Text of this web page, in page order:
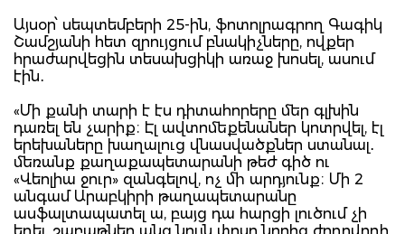
Այսօր՝ սեպտեմբերի 25-ին, ֆոտոլրագրող Գագիկ
Շամշյանի հետ զրույցում բնակիչները, ովքեր
հրաժարվեցին տեսախցիկի առաջ խոսել, ասում
էին․
«Մի քանի տարի է էս դիտահորերը մեր գլխին
դառել են չարիք։ Էլ ավտոմեքենաներ կոտրվել, էլ
երեխաները խաղալուց վնասվածքներ ստանալ․
մեռանք քաղաքապետարանի թեժ գիծ ու
«Վեոլիա ջուր» զանգելով, ոչ մի արդյունք։ Մի 2
անգամ Արաբկիրի թաղապետարանը
ասֆալտապատել ա, բայց դա հարցի լուծում չի